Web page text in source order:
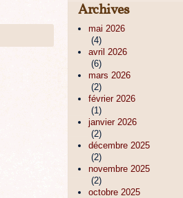
Archives
mai 2026
(4)
avril 2026
(6)
mars 2026
(2)
février 2026
(1)
janvier 2026
(2)
décembre 2025
(2)
novembre 2025
(2)
octobre 2025